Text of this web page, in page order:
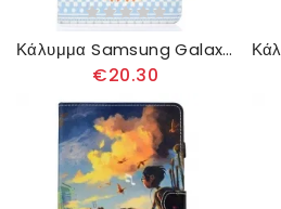
Κάλυμμα Samsung Galaxy Tab S6 Lite Φυλετική Κουκουβάγια
€20.30